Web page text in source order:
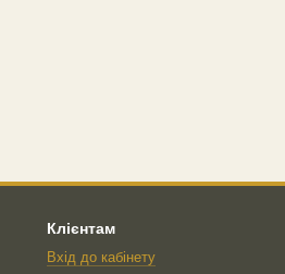
Клієнтам
Вхід до кабінету